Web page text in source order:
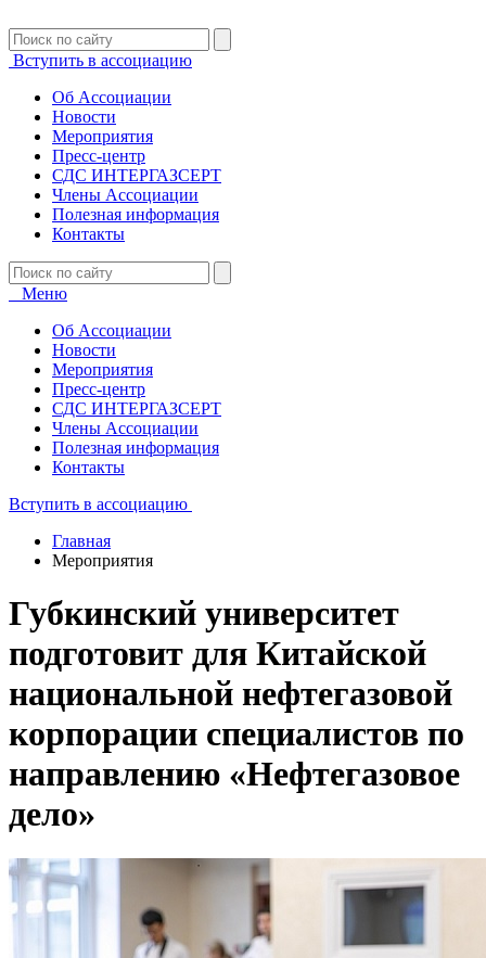
Вступить в ассоциацию
Об Ассоциации
Новости
Мероприятия
Пресс-центр
СДС ИНТЕРГАЗСЕРТ
Члены Ассоциации
Полезная информация
Контакты
Меню
Об Ассоциации
Новости
Мероприятия
Пресс-центр
СДС ИНТЕРГАЗСЕРТ
Члены Ассоциации
Полезная информация
Контакты
Вступить в ассоциацию
Главная
Мероприятия
Губкинский университет
подготовит для Китайской
национальной нефтегазовой
корпорации специалистов по
направлению «Нефтегазовое
дело»